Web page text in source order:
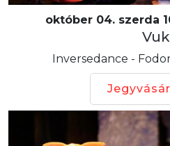
október 04. szerda
Vuk
Inversedance -